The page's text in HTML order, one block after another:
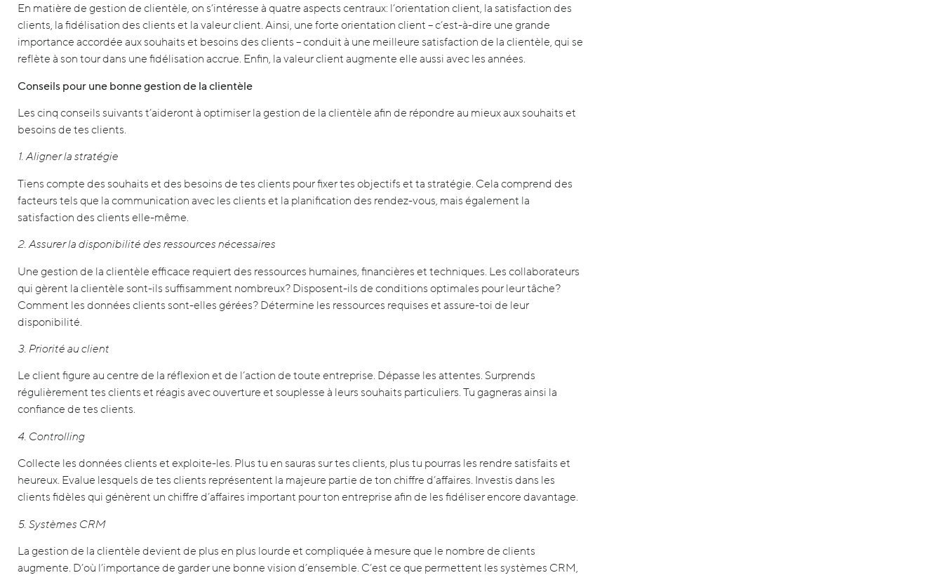
En matière de gestion de clientèle, on s’intéresse à quatre aspects centraux: l’orientation client, la satisfaction des
clients, la fidélisation des clients et la valeur client. Ainsi, une forte orientation client – c’est-à-dire une grande
importance accordée aux souhaits et besoins des clients – conduit à une meilleure satisfaction de la clientèle, qui se
reflète à son tour dans une fidélisation accrue. Enfin, la valeur client augmente elle aussi avec les années.
Conseils pour une bonne gestion de la clientèle
Les cinq conseils suivants t’aideront à optimiser la gestion de la clientèle afin de répondre au mieux aux souhaits et
besoins de tes clients.
1. Aligner la stratégie
Tiens compte des souhaits et des besoins de tes clients pour fixer tes objectifs et ta stratégie. Cela comprend des
facteurs tels que la communication avec les clients et la planification des rendez-vous, mais également la
satisfaction des clients elle-même.
2. Assurer la disponibilité des ressources nécessaires
Une gestion de la clientèle efficace requiert des ressources humaines, financières et techniques. Les collaborateurs
qui gèrent la clientèle sont-ils suffisamment nombreux? Disposent-ils de conditions optimales pour leur tâche?
Comment les données clients sont-elles gérées? Détermine les ressources requises et assure-toi de leur
disponibilité.
3. Priorité au client
Le client figure au centre de la réflexion et de l’action de toute entreprise. Dépasse les attentes. Surprends
régulièrement tes clients et réagis avec ouverture et souplesse à leurs souhaits particuliers. Tu gagneras ainsi la
confiance de tes clients.
4. Controlling
Collecte les données clients et exploite-les. Plus tu en sauras sur tes clients, plus tu pourras les rendre satisfaits et
heureux. Evalue lesquels de tes clients représentent la majeure partie de ton chiffre d’affaires. Investis dans les
clients fidèles qui génèrent un chiffre d’affaires important pour ton entreprise afin de les fidéliser encore davantage.
5. Systèmes CRM
La gestion de la clientèle devient de plus en plus lourde et compliquée à mesure que le nombre de clients
augmente. D’où l’importance de garder une bonne vision d’ensemble. C’est ce que permettent les systèmes CRM,